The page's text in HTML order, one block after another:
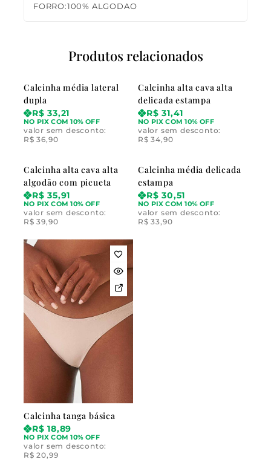
FORRO:100% ALGODAO
Produtos relacionados
Calcinha média lateral
dupla
R$ 33,21
NO PIX COM 10% OFF
valor sem desconto:
R$ 36,90
Calcinha alta cava alta
delicada estampa
R$ 31,41
NO PIX COM 10% OFF
valor sem desconto:
R$ 34,90
Calcinha alta cava alta
algodão com picueta
R$ 35,91
NO PIX COM 10% OFF
valor sem desconto:
R$ 39,90
Calcinha média delicada
estampa
R$ 30,51
NO PIX COM 10% OFF
valor sem desconto:
R$ 33,90
Calcinha tanga básica
R$ 18,89
NO PIX COM 10% OFF
valor sem desconto:
R$ 20,99